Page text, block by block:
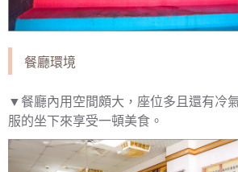
餐廳環境
▼餐廳內用空間頗大，座位多且還有冷
服的坐下來享受一頓美食。